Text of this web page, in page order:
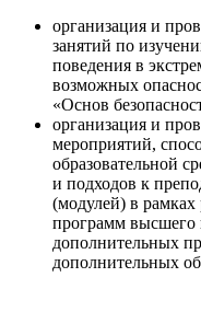
организация и
занятий по
поведения в
возможных
«Основ
организация и
мероприятий,
образовательной
и подходов к
(модулей) в рамках
программ высшего
дополнительных
дополнительных